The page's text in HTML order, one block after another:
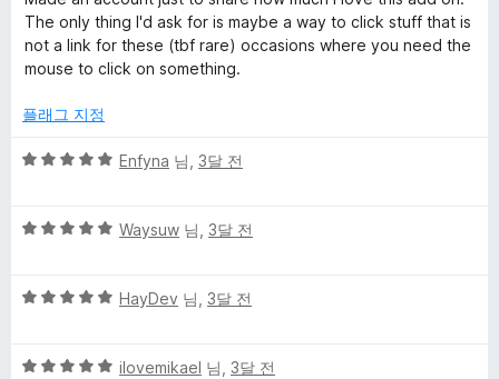
1
점
만
점
에
점
The only thing I'd ask for is maybe a way to click stuff that is
not a link for these (tbf rare) occasions where you need the
mouse to click on something.
플래그 지정
5
점
점
Enfyna 님, 3달 전
5
점
점
Waysuw 님, 3달 전
5
점
HayDev 님, 3달 전
5
ilovemikael 님, 3달 전